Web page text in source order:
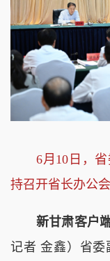
6月10日，
持召开省长办公
新甘肃客户
记者 金鑫）省委